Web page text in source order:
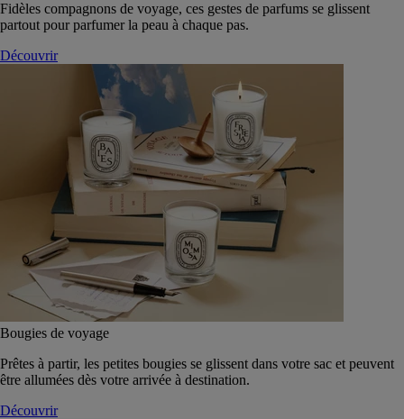
Fidèles compagnons de voyage, ces gestes de parfums se glissent
partout pour parfumer la peau à chaque pas.
Découvrir
Bougies de voyage
Prêtes à partir, les petites bougies se glissent dans votre sac et peuvent
être allumées dès votre arrivée à destination.
Découvrir